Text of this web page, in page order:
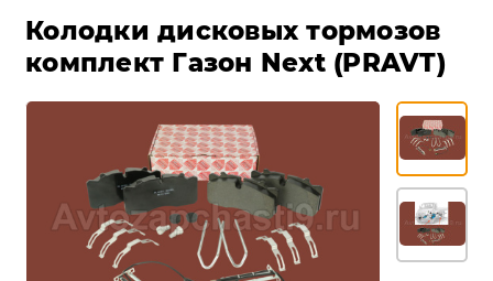
Колодки дисковых тормозов
комплект Газон Next (PRAVT)